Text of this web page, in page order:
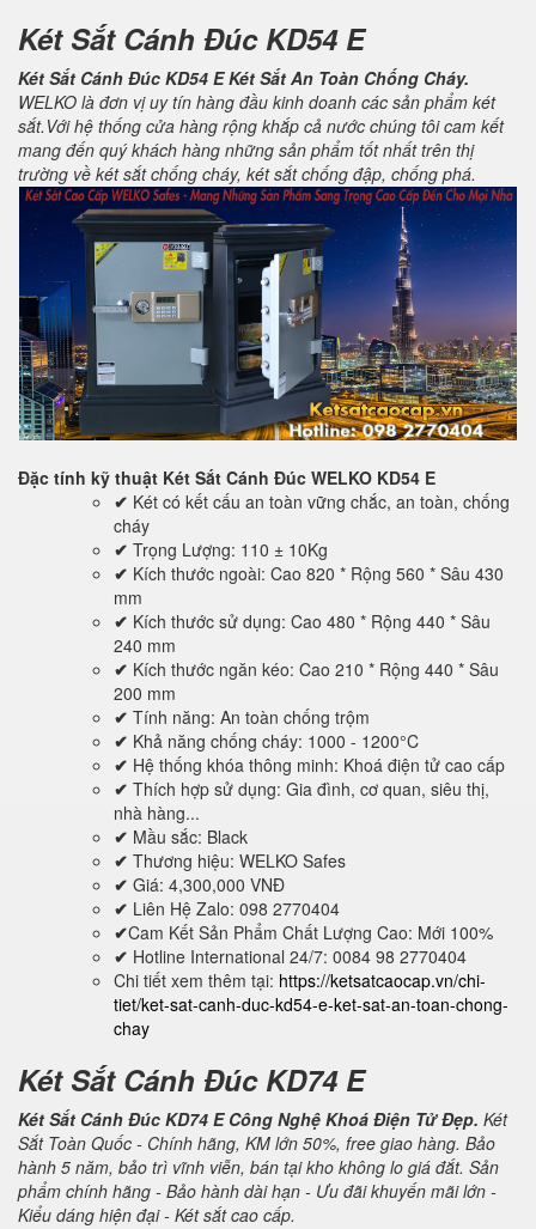
Két Sắt Cánh Đúc KD54 E
Két Sắt Cánh Đúc KD54 E Két Sắt An Toàn Chống Cháy.
WELKO là đơn vị uy tín hàng đầu kinh doanh các sản phẩm két
sắt.Với hệ thống cửa hàng rộng khắp cả nước chúng tôi cam kết
mang đến quý khách hàng những sản phẩm tốt nhất trên thị
trường về két sắt chống cháy, két sắt chống đập, chống phá.
Đặc tính kỹ thuật Két Sắt Cánh Đúc WELKO KD54 E
✔ Két có kết cấu an toàn vững chắc, an toàn, chống
cháy
✔ Trọng Lượng: 110 ± 10Kg
✔ Kích thước ngoài: Cao 820 * Rộng 560 * Sâu 430
mm
✔ Kích thước sử dụng: Cao 480 * Rộng 440 * Sâu
240 mm
✔ Kích thước ngăn kéo: Cao 210 * Rộng 440 * Sâu
200 mm
✔ Tính năng: An toàn chống trộm
✔ Khả năng chống cháy: 1000 - 1200°C
✔ Hệ thống khóa thông minh: Khoá điện tử cao cấp
✔ Thích hợp sử dụng: Gia đình, cơ quan, siêu thị,
nhà hàng...
✔ Mầu sắc: Black
✔ Thương hiệu: WELKO Safes
✔ Giá: 4,300,000 VNĐ
✔ Liên Hệ Zalo: 098 2770404
✔Cam Kết Sản Phẩm Chất Lượng Cao: Mới 100%
✔ Hotline International 24/7: 0084 98 2770404
Chi tiết xem thêm tại: https://ketsatcaocap.vn/chi-
tiet/ket-sat-canh-duc-kd54-e-ket-sat-an-toan-chong-
chay
Két Sắt Cánh Đúc KD74 E
Két Sắt Cánh Đúc KD74 E Công Nghệ Khoá Điện Tử Đẹp. Két
Sắt Toàn Quốc - Chính hãng, KM lớn 50%, free giao hàng. Bảo
hành 5 năm, bảo trì vĩnh viễn, bán tại kho không lo giá đắt. Sản
phẩm chính hãng - Bảo hành dài hạn - Ưu đãi khuyến mãi lớn -
Kiểu dáng hiện đại - Két sắt cao cấp.